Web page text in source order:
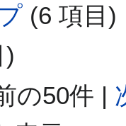
(6 項目)
)
の50件 |